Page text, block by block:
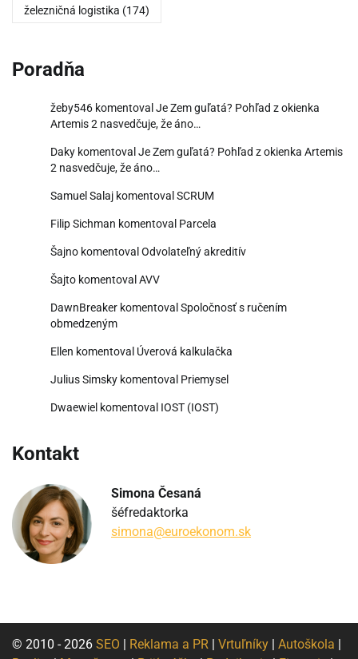
železničná logistika (174)
Poradňa
žeby546 komentoval Je Zem guľatá? Pohľad z okienka
Artemis 2 nasvedčuje, že áno…
Daky komentoval Je Zem guľatá? Pohľad z okienka Artemis
2 nasvedčuje, že áno…
Samuel Salaj komentoval SCRUM
Filip Sichman komentoval Parcela
Šajno komentoval Odvolateľný akreditív
Šajto komentoval AVV
DawnBreaker komentoval Spoločnosť s ručením
obmedzeným
Ellen komentoval Úverová kalkulačka
Julius Simsky komentoval Priemysel
Dwaewiel komentoval IOST (IOST)
Kontakt
Simona Česaná
šéfredaktorka
simona@euroekonom.sk
© 2010 - 2026 SEO | Reklama a PR | Vrtuľníky | Autoškola |